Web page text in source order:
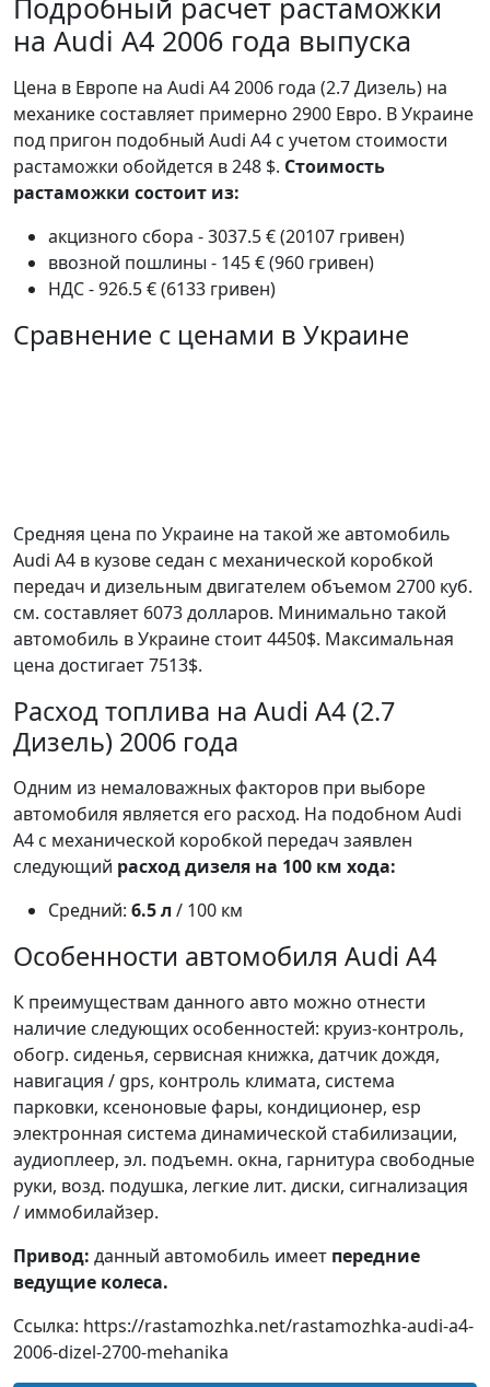
Подробный расчет растаможки
на Audi A4 2006 года выпуска
Цена в Европе на Audi A4 2006 года (2.7 Дизель) на
механике составляет примерно 2900 Евро. В Украине
под пригон подобный Audi A4 с учетом стоимости
растаможки обойдется в 248 $. Стоимость
растаможки состоит из:
акцизного сбора - 3037.5 € (20107 гривен)
ввозной пошлины - 145 € (960 гривен)
НДС - 926.5 € (6133 гривен)
Сравнение с ценами в Украине
Средняя цена по Украине на такой же автомобиль
Audi A4 в кузове седан c механической коробкой
передач и дизельным двигателем объемом 2700 куб.
см. составляет 6073 долларов. Минимально такой
автомобиль в Украине стоит 4450$. Максимальная
цена достигает 7513$.
Расход топлива на Audi A4 (2.7
Дизель) 2006 года
Одним из немаловажных факторов при выборе
автомобиля является его расход. На подобном Audi
A4 с механической коробкой передач заявлен
следующий расход дизеля на 100 км хода:
Средний: 6.5 л / 100 км
Особенности автомобиля Audi A4
К преимуществам данного авто можно отнести
наличие следующих особенностей: круиз-контроль,
обогр. сиденья, сервисная книжка, датчик дождя,
навигация / gps, контроль климата, система
парковки, ксеноновые фары, кондиционер, esp
электронная система динамической стабилизации,
аудиоплеер, эл. подъемн. окна, гарнитура свободные
руки, возд. подушка, легкие лит. диски, сигнализация
/ иммобилайзер.
Привод: данный автомобиль имеет передние
ведущие колеса.
Ссылка: https://rastamozhka.net/rastamozhka-audi-a4-
2006-dizel-2700-mehanika